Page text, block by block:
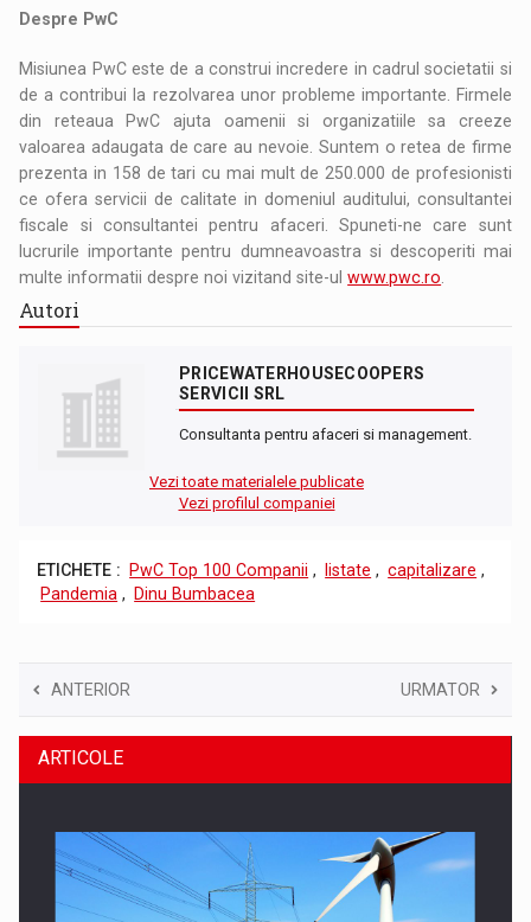
Despre PwC
Misiunea PwC este de a construi incredere in cadrul societatii si
de a contribui la rezolvarea unor probleme importante. Firmele
din reteaua PwC ajuta oamenii si organizatiile sa creeze
valoarea adaugata de care au nevoie. Suntem o retea de firme
prezenta in 158 de tari cu mai mult de 250.000 de profesionisti
ce ofera servicii de calitate in domeniul auditului, consultantei
fiscale si consultantei pentru afaceri. Spuneti-ne care sunt
lucrurile importante pentru dumneavoastra si descoperiti mai
multe informatii despre noi vizitand site-ulwww.pwc.ro
Autori
PRICEWATERHOUSECOOPERS
SERVICII SRL
Consultanta pentru afaceri si management.
Vezi toate materialele publicate
Vezi profilul companiei
ETICHETE : PwC Top 100 Companii , listate , capitalizare ,
Pandemia , Dinu Bumbacea
ANTERIOR URMATOR
ARTICOLE